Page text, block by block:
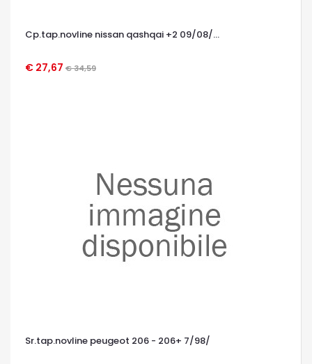
Cp.tap.novline nissan qashqai +2 09/08/...
€ 27,67 € 34,59
OCCHIATA VELOCE
Sr.tap.novline peugeot 206 - 206+ 7/98/